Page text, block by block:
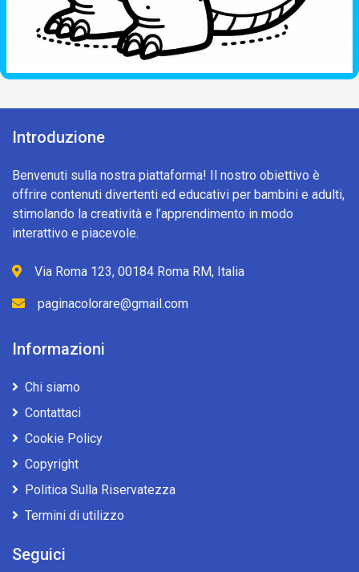
Introduzione
Benvenuti sulla nostra piattaforma! Il nostro obiettivo è
offrire contenuti divertenti ed educativi per bambini e adulti,
stimolando la creatività e l’apprendimento in modo
interattivo e piacevole.
Via Roma 123, 00184 Roma RM, Italia
paginacolorare@gmail.com
Informazioni
Chi siamo
Contattaci
Cookie Policy
Copyright
Politica Sulla Riservatezza
Termini di utilizzo
Seguici